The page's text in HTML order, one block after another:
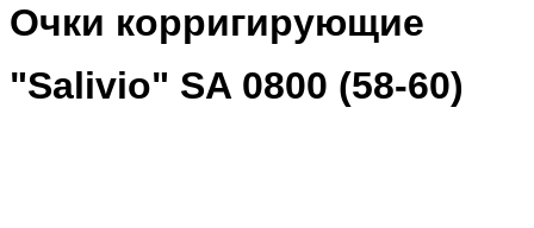
Очки корригирующие
"Salivio" SA 0800 (58-60)